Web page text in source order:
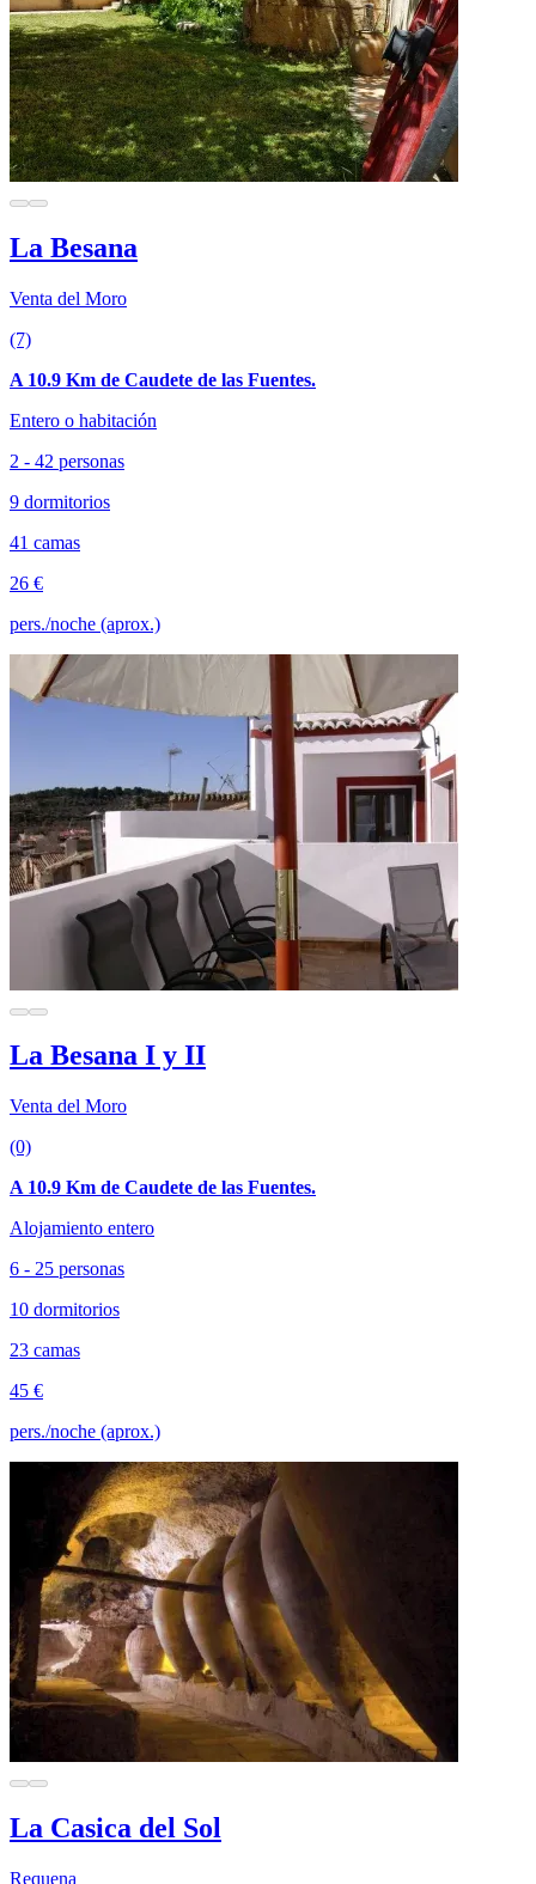
La Besana
Venta del Moro
(7)
A 10.9 Km de Caudete de las Fuentes.
Entero o habitación
2 - 42 personas
9 dormitorios
41 camas
26 €
pers./noche (aprox.)
La Besana I y II
Venta del Moro
(0)
A 10.9 Km de Caudete de las Fuentes.
Alojamiento entero
6 - 25 personas
10 dormitorios
23 camas
45 €
pers./noche (aprox.)
La Casica del Sol
Requena